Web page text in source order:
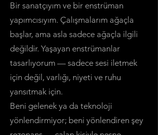
Bir sanatçıyım ve bir enstrüman
yapımcısıyım. Çalışmalarım ağaçla
başlar, ama asla sadece ağaçla ilgili
değildir. Yaşayan enstrümanlar
tasarlıyorum — sadece sesi iletmek
için değil, varlığı, niyeti ve ruhu
yansıtmak için.
Beni gelenek ya da teknoloji
yönlendirmiyor; beni yönlendiren şey